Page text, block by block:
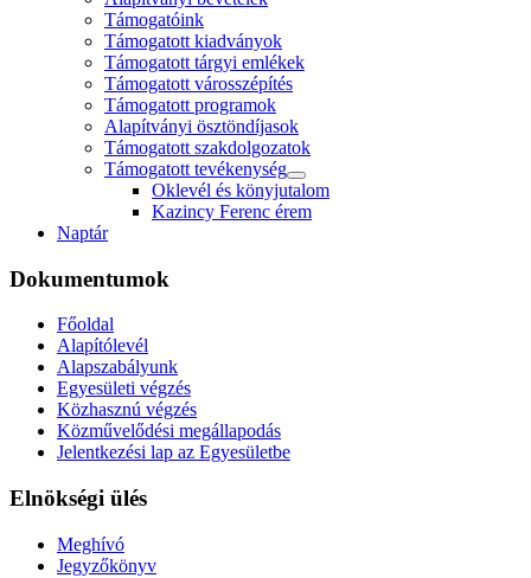
Támogatóink
Támogatott kiadványok
Támogatott tárgyi emlékek
Támogatott városszépítés
Támogatott programok
Alapítványi ösztöndíjasok
Támogatott szakdolgozatok
Támogatott tevékenység
Oklevél és könyjutalom
Kazincy Ferenc érem
Naptár
Dokumentumok
Főoldal
Alapítólevél
Alapszabályunk
Egyesületi végzés
Közhasznú végzés
Közművelődési megállapodás
Jelentkezési lap az Egyesületbe
Elnökségi ülés
Meghívó
Jegyzőkönyv